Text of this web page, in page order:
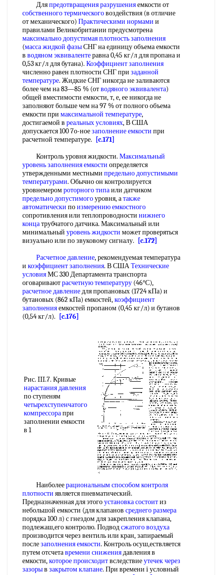
Дляпредотвращения разрушенияемкости от
собственного термическоговоздействия (в отличие
от механического) Практическими нормами и
правилами Великобритании предусмотрена
максимально допустимаяплотность заполнения
(масса жидкой фазыСНГ на единицу объема емкости
в водяном эквивалентеравна 0,45 кг/л для пропана и
0,53 кг/л для бутана). Коэффициент заполнения
численно равен плотности СНГ при заданной
температуре. Жидкие СНГ никогда не заливаются
более чем на 83—85 % (отводяного эквивалента)
общей вместимости емкости, т, е, ее никогда не
заполняют больше чем на 97 % от полного объема
емкости при максимальной температуре,
достигаемой в реальных условиях, В США
допускается 100 7о-ноезаполнение емкости при
расчетной температуре.
[c.171]
Контроль уровня жидкости. Максимальный
уровеньзаполнения емкости определяется
утвержденными местными предельно допустимыми
температурами. Обычно он контролируется
уровнемеромроторного типаили датчиком
предельно допустимогоуровня, атакже
автоматически поизмерению емкостного
сопротивления или теплопроводности нижнего
концатрубчатого датчика. Максимальный или
минимальный уровень жидкости может проверяться
визуально или по звуковому сигналу.
[c.172]
Расчетное давление, рекомендуемая температура
и коэффициент заполнения. В СШАТехнические
условияМС 330 Департамента транспорта
оговариваютрасчетную температуру (46°С),
расчетное давлениедля пропановых (1724 кПа) и
бутановых (862 кПа) емкостей,коэффициент
заполненияемкостей пропаном (0,45 кг/л) и бутанов
(0,54 кг/л).
[c.176]
Рис. III.7. Кривые
нарастания давления
по ступеням
четырехступенчатого
компрессорапри
заполнении емкости
в 1
Наиболеерациональным способомконтроля
плотности является пневматический.
Предназначенная для этогоустановка состоитиз
небольшой емкости (для клапанов среднего размера
порядка 100 л) с гнездом для закрепления клапана,
подлежаш,его контролю. Подводсжатого воздуха
производится через вентиль или кран, запираемый
послезаполнения емкости. Контроль осуш,ествляется
путем отсчетавремени снижениядавления в
емкости,которое происходитвследствиеутечек через
зазорыв закрытом клапане. При времени i условный